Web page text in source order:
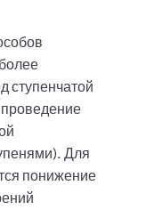
ступенчатой
проведение
Для
понижение